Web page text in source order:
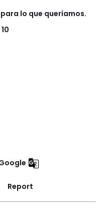
lo que queríamos.
Report